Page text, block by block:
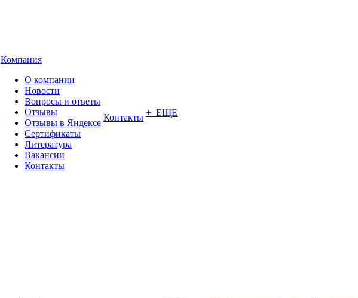
Компания
О компании
Новости
Вопросы и ответы
Отзывы
Отзывы в Яндексе
Сертификаты
Литература
Вакансии
Контакты
Контакты + ЕЩЕ